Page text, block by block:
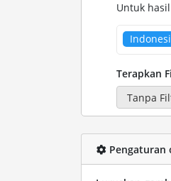
Untuk
Terapkan
Pengaturan